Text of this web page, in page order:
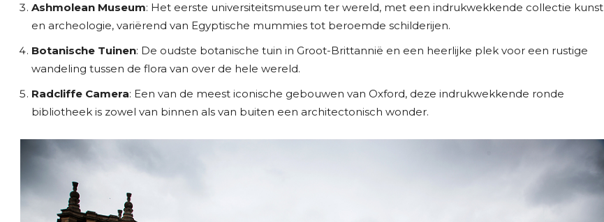
Ashmolean Museum: Het eerste universiteitsmuseum ter wereld, met een indrukwekkende collectie kunst
en archeologie, variërend van Egyptische mummies tot beroemde schilderijen.
Botanische Tuinen: De oudste botanische tuin in Groot-Brittannië en een heerlijke plek voor een rustige
wandeling tussen de flora van over de hele wereld.
Radcliffe Camera: Een van de meest iconische gebouwen van Oxford, deze indrukwekkende ronde
bibliotheek is zowel van binnen als van buiten een architectonisch wonder.